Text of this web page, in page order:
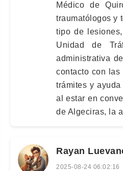
Médico de
traumatólogos y
tipo de
Unidad de
administrativa
contacto con las
trámites y
al estar en
de Algeciras, la
Rayan
2025-08-24 06:02:16